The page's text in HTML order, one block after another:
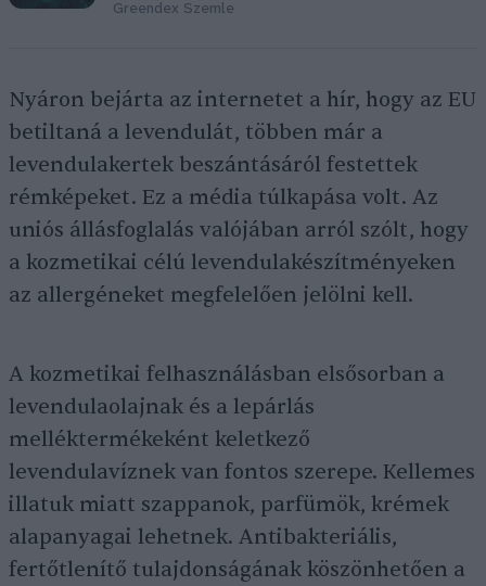
Greendex Szemle
Nyáron bejárta az internetet a hír, hogy az EU
betiltaná a levendulát, többen már a
levendulakertek beszántásáról festettek
rémképeket. Ez a média túlkapása volt. Az
uniós állásfoglalás valójában arról szólt, hogy
a kozmetikai célú levendulakészítményeken
az allergéneket megfelelően jelölni kell.
A kozmetikai felhasználásban elsősorban a
levendulaolajnak és a lepárlás
melléktermékeként keletkező
levendulavíznek van fontos szerepe. Kellemes
illatuk miatt szappanok, parfümök, krémek
alapanyagai lehetnek. Antibakteriális,
fertőtlenítő tulajdonságának köszönhetően a